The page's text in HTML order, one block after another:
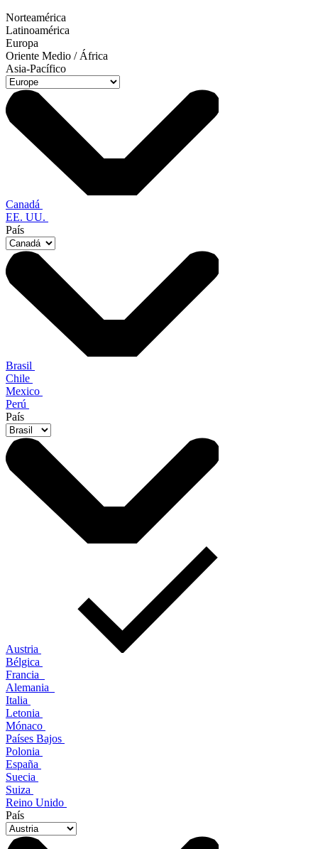
Norteamérica
Latinoamérica
Europa
Oriente Medio / África
Asia-Pacífico
Canadá
EE. UU.
País
Brasil
Chile
Mexico
Perú
País
Austria
Bélgica
Francia
Alemania
Italia
Letonia
Mónaco
Países Bajos
Polonia
España
Suecia
Suiza
Reino Unido
País